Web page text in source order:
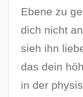
Ebene zu
dich nicht
sieh ihn
das dein
in der